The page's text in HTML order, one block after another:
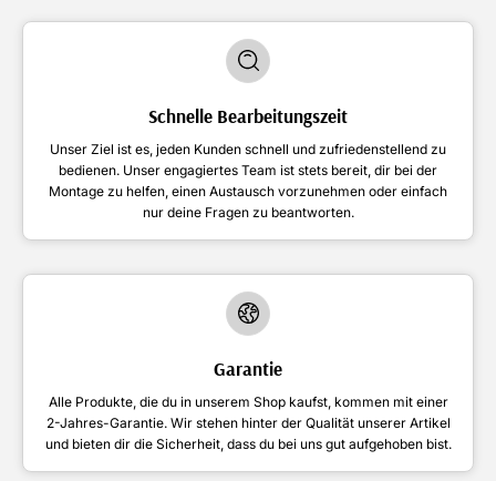
Schnelle Bearbeitungszeit
Unser Ziel ist es, jeden Kunden schnell und zufriedenstellend zu
bedienen. Unser engagiertes Team ist stets bereit, dir bei der
Montage zu helfen, einen Austausch vorzunehmen oder einfach
nur deine Fragen zu beantworten.
Garantie
Alle Produkte, die du in unserem Shop kaufst, kommen mit einer
2-Jahres-Garantie. Wir stehen hinter der Qualität unserer Artikel
und bieten dir die Sicherheit, dass du bei uns gut aufgehoben bist.